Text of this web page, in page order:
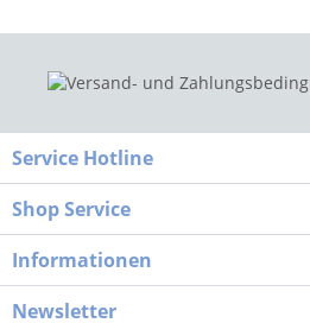
Service Hotline
Shop Service
Informationen
Newsletter